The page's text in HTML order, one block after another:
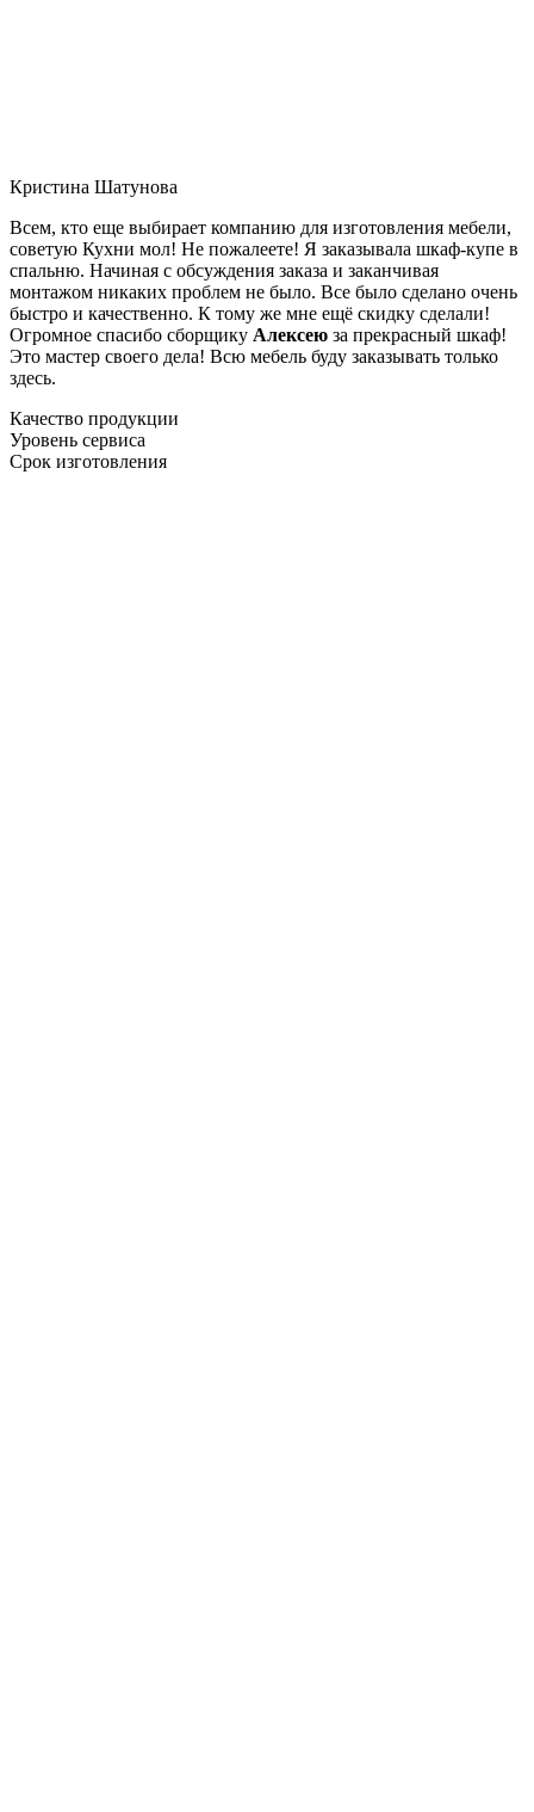
Кристина Шатунова
Всем, кто еще выбирает компанию для изготовления мебели,
советую Кухни мол! Не пожалеете! Я заказывала шкаф-купе в
спальню. Начиная с обсуждения заказа и заканчивая
монтажом никаких проблем не было. Все было сделано очень
быстро и качественно. К тому же мне ещё скидку сделали!
Огромное спасибо сборщику Алексею за прекрасный шкаф!
Это мастер своего дела! Всю мебель буду заказывать только
здесь.
Качество продукции
Уровень сервиса
Срок изготовления